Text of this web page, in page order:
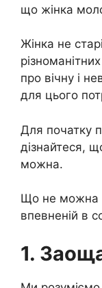
що жінка
Жінка не
про вічну і
для цього
Для початку
дізнайтеся,
можна.
Що не можна
впевненій в
1.